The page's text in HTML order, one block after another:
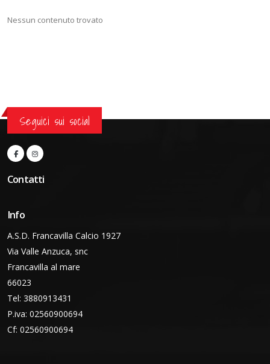
Nessun contenuto trovato
Seguici sui social
Contatti
Info
A.S.D. Francavilla Calcio 1927
Via Valle Anzuca, snc
Francavilla al mare
66023
Tel: 3880913431
P.iva: 02560900694
Cf: 02560900694